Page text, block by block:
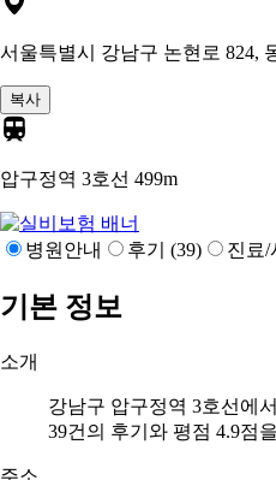
서울특별시 강남구 논현로 824,
복사
압구정역 3호선 499m
병원안내 후기 (39) 진료/
기본 정보
소개
강남구 압구정역 3호선에
39건의 후기와 평점 4.9점
주소